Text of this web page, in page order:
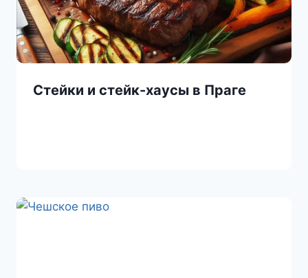
Стейки и стейк-хаусы в Праге